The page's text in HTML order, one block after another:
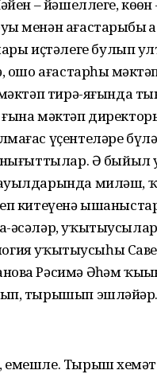
– йәшеллеге,
менән ағастарыбыҙ
иҫтәлеге булып
ағастарһыҙ
тирә-яғында
мәктәп
үҫентеләре
нығыттылар. Ә
миләш,
китеүенә
уҡытыусылар,
уҡытыусыһы
Рәсимә Әҙһәм
тырышып
Тырыш хеҙмәт